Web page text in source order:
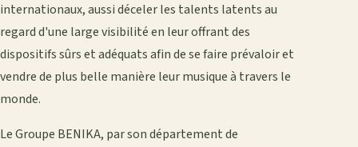
internationaux, aussi déceler les talents latents au
regard d'une large visibilité en leur offrant des
dispositifs sûrs et adéquats afin de se faire prévaloir et
vendre de plus belle manière leur musique à travers le
monde.
Le Groupe BENIKA, par son département de